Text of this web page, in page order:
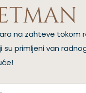
na zahteve tokom
primljeni van